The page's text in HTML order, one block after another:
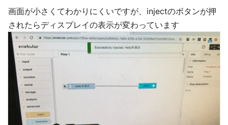
画面が小さくてわかりにくいですが、injectのボタンが押
されたらディスプレイの表示が変わっています